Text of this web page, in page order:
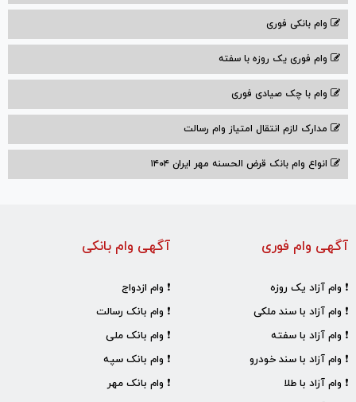
وام بانکی فوری
وام فوری یک روزه با سفته
وام با‌ چک صیادی‌ فوری
مدارک لازم انتقال امتیاز وام رسالت
انواع وام بانک قرض الحسنه مهر ایران ۱۴۰۴
آگهی وام بانکی
❗ وام ازدواج
❗ وام بانک رسالت
❗ وام بانک ملی
❗ وام بانک سپه
❗ وام بانک مهر
آگهی وام فوری
❗ وام آزاد یک روزه
❗ وام آزاد با سند ملکی
❗ وام آزاد با سفته
❗ وام آزاد با سند خودرو
❗ وام آزاد با طلا